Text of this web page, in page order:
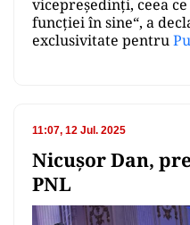
vicepreședinți, ceea
funcției în sine“, a
exclusivitate pentru
11:07, 12 Jul. 2025
Nicuşor Dan,
PNL